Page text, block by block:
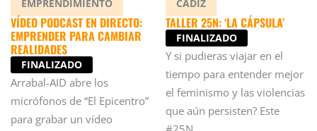
EMPRENDIMIENTO
VÍDEO PODCAST EN DIRECTO:
EMPRENDER PARA CAMBIAR
REALIDADES
FINALIZADO
Arrabal-AID abre los
micrófonos de “El Epicentro”
para grabar un vídeo
CÁDIZ
TALLER 25N: ‘LA CÁPSULA’
FINALIZADO
Y si pudieras viajar en el
tiempo para entender mejor
el feminismo y las violencias
que aún persisten? Este